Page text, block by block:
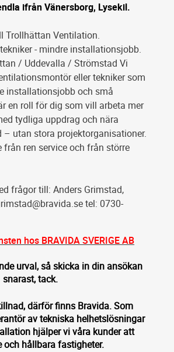
ifrån Vänersborg, Lysekil.
Trollhättan Ventilation.
- mindre installationsjobb.
/ Uddevalla / Strömstad Vi
eller tekniker som
installationsjobb och små
en roll för dig som vill arbeta mer
tydliga uppdrag och nära
utan stora projektorganisationer.
från ren service och från större
frågor till: Anders Grimstad,
tel: 0730-
hos BRAVIDA SVERIGE AB
urval, så skicka in din ansökan
snarast, tack.
därför finns Bravida. Som
av tekniska helhetslösningar
hjälper vi våra kunder att
och hållbara fastigheter.